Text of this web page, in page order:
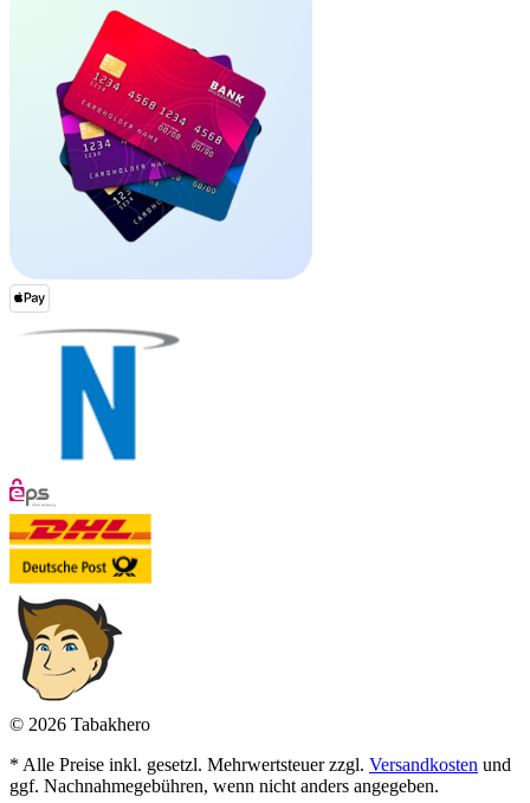
© 2026 Tabakhero
* Alle Preise inkl. gesetzl. Mehrwertsteuer zzgl. Versandkosten und
ggf. Nachnahmegebühren, wenn nicht anders angegeben.